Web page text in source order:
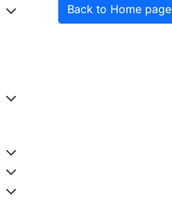
Back to Home page